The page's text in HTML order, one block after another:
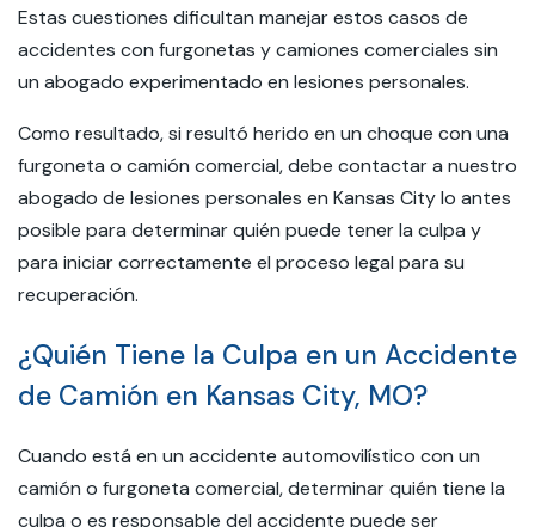
Estas cuestiones dificultan manejar estos casos de
accidentes con furgonetas y camiones comerciales sin
un abogado experimentado en lesiones personales.
Como resultado, si resultó herido en un choque con una
furgoneta o camión comercial, debe contactar a nuestro
abogado de lesiones personales en Kansas City lo antes
posible para determinar quién puede tener la culpa y
para iniciar correctamente el proceso legal para su
recuperación.
¿Quién Tiene la Culpa en un Accidente
de Camión en Kansas City, MO?
Cuando está en un accidente automovilístico con un
camión o furgoneta comercial, determinar quién tiene la
culpa o es responsable del accidente puede ser